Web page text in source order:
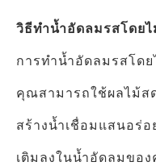
วิธีทำน้ำอัดลมรสโดย
การทำน้ำอัดลมรสโด
คุณสามารถใช้ผลไม้ส
สร้างน้ำเชื่อมแสนอร่
เติมลงในน้ำอัดลมขอ